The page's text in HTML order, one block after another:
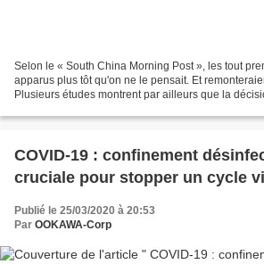
Selon le « South China Morning Post », les tout
apparus plus tôt qu'on ne le pensait. Et
Plusieurs études montrent par ailleurs que la
COVID-19 : confinement désinfection une étape
cruciale pour stopper un cycle
Publié le 25/03/2020 à 20:53
Par OOKAWA-Corp